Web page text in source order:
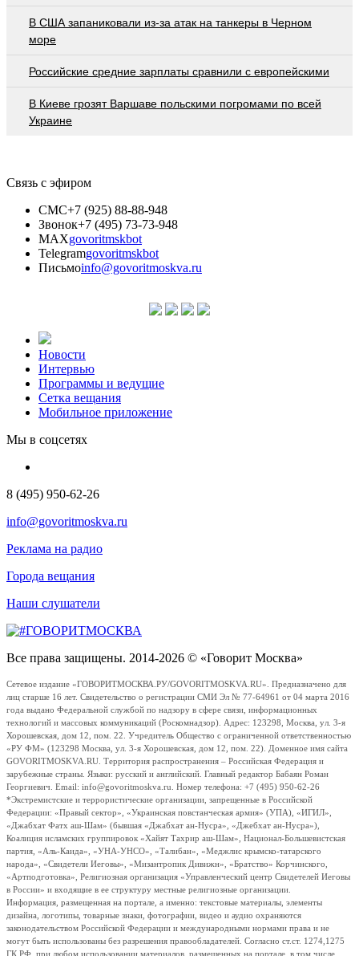
В США запаниковали из-за атак на танкеры в Черном
море
Российские средние зарплаты сравнили с европейскими
В Киеве грозят Варшаве польскими погромами по всей
Украине
Связь с эфиром
СМС+7 (925) 88-88-948
Звонок+7 (495) 73-73-948
MAXgovoritmskbot
Telegramgovoritmskbot
Письмоinfo@govoritmoskva.ru
Новости
Интервью
Программы и ведущие
Сетка вещания
Мобильное приложение
Мы в соцсетях
8 (495) 950-62-26
info@govoritmoskva.ru
Реклама на радио
Города вещания
Наши слушатели
Все права защищены. 2014-2026 © «Говорит Москва»
Сетевое издание «ГОВОРИТМОСКВА.РУ/GOVORITMOSKVA.RU». Предназначено для
лиц старше 16 лет. Свидетельство о регистрации СМИ Эл № 77-64961 от 04 марта 2016
года выдано Федеральной службой по надзору в сфере связи, информационных
технологий и массовых коммуникаций (Роскомнадзор). Адрес: 123298, Москва, ул. 3-я
Хорошевская, дом 12, пом. 22. Учредитель Общество с ограниченной ответственностью
«РУ ФМ» (123298 Москва, ул. 3-я Хорошевская, дом 12, пом. 22). Доменное имя сайта
GOVORITMOSKVA.RU. Территория распространения – Российская Федерация и
зарубежные страны. Языки: русский и английский. Главный редактор Бабаян Роман
Георгиевич. Email: info@govoritmoskva.ru. Номер телефона: +7 (495) 950-62-26
*Экстремистские и террористические организации, запрещенные в Российской
Федерации: «Правый сектор», «Украинская повстанческая армия» (УПА), «ИГИЛ»,
«Джабхат Фатх аш-Шам» (бывшая «Джабхат ан-Нусра», «Джебхат ан-Нусра»),
Коалиция исламских группировок «Хайят Тахрир аш-Шам», Национал-Большевистская
партия, «Аль-Каида», «УНА-УНСО», «Талибан», «Меджлис крымско-татарского
народа», «Свидетели Иеговы», «Мизантропик Дивижн», «Братство» Корчинского,
«Артподготовка», Религиозная организация «Управленческий центр Свидетелей Иеговы
в России» и входящие в ее структуру местные религиозные организации.
Информация, размещенная на портале, а именно: текстовые материалы, элементы
дизайна, логотипы, товарные знаки, фотографии, видео и аудио охраняются
законодательством Российской Федерации и международными нормами права и не
могут быть использованы без разрешения правообладателей. Согласно ст.ст. 1274,1275
ГК РФ, при любом использовании материалов, размещенных на портале, в том числе